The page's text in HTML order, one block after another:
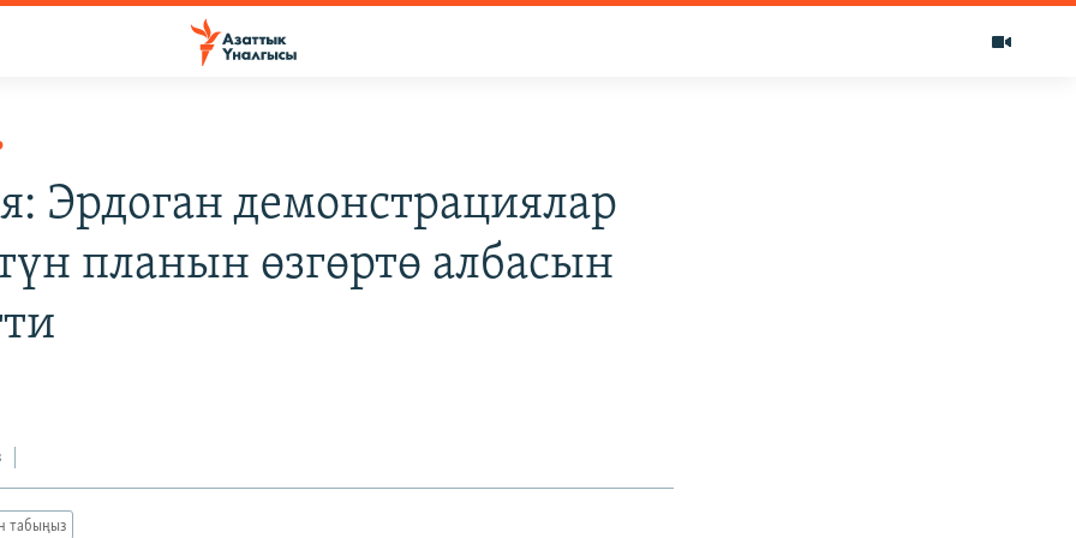
Эрдоган демонстрациялар
планын өзгөртө албасын
табыңыз